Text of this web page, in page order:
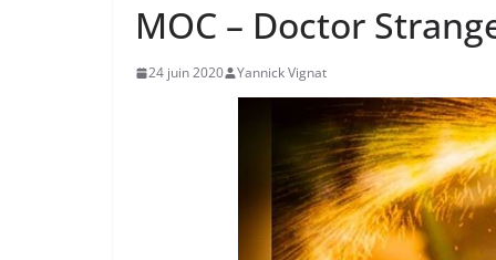
MOC – Doctor
24 juin 2020 Yannick Vignat